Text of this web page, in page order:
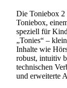
Die Toniebox 2
Toniebox,
speziell für
„Tonies“ –
Inhalte wie
robust, intuitiv
technischen
und erweiterte